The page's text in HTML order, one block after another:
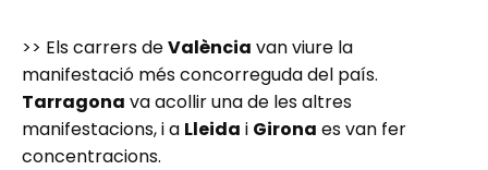
>> Els carrers deValència van viure la
manifestació més concorreguda del país.
Tarragona va acollir una de les altres
manifestacions, i a Lleida i Girona es van fer
concentracions.